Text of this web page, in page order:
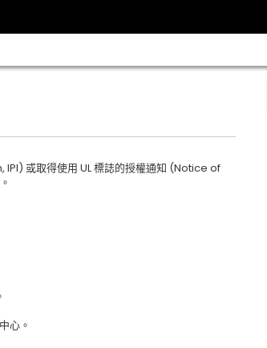
或取得使用 UL 標誌的授權通知 (Notice of
心。